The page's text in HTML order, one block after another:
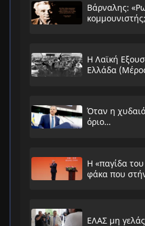
Βάρναλης:
Η Λαϊκή
Ελλάδα
Όταν η
όριο…
Η «παγίδα
φάκα που
ΕΛΑΣ μη